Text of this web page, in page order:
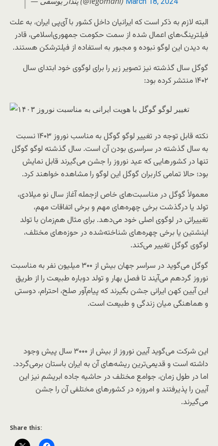
البته لازم به ذکر است که ایرانیان داخل کشور با آی‌پی ایران، به علت
فیلترینگ‌های اعمال شده از سمت حکومت جمهوری‌اسلامی، قادر
به دیدن این لوگو نبوده و مجبور به استفاده از فیلترشکن هستند.
گوگل سال گذشته نیز تصویر زیر را برای لوگوی خود ابتدای سال
۱۴۰۲ منتشر کرده بود:
نکته قابل توجه در تغییر لوگو گوگل به مناسب نوروز ۱۴۰۳ نسبت
به سال گذشته در سراسری بودن آن است. سال گذشته لوگو گوگل
تنها در کشور‌هایی که عید نوروز را جشن می‌گیرند قابل نمایش
بود؛ حالا تمامی کاربران گوگل این لوگو را مشاهده خواهند کرد.
معمولاً گوگل در مناسبت‌های خاص ازجمله آغاز سال نو میلادی،
تولد یا درگذشت برخی چهره‌های مهم و برخی اتفاقات مهم،
تغییراتی در لوگوی اصلی خود می‌دهد. برای مثال هم‌زمان با تولد
اینشتین یا برخی چهره‌های شناخته‌شده در حوزه‌های مختلف،
لوگوی گوگل تغییر می‌کند.
گوگل می‌گوید در سراسر جهان بیش از ۳۰۰ میلیون نفر به مناسبت
نوروز گردهم می‌آیند تا فصل بهار و تولد دوباره طبیعت را از طریق
این آیین کهن ایرانی جشن بگیرند که پیام‌آور صلح، احترام، دوستی
و هماهنگی میان زندگی و طبیعت است.
این شرکت می‌گوید آیین نوروز از بیش از ۳۰۰۰ سال پیش وجود
داشته است و قدیمی‌ترین ریشه‌های آن به ایران باستان برمی‌گردد.
اما در طول زمان، جوامع مختلف در حاشیه جاده ابریشم نیز این
آیین را پذیرفتند و امروزه در کشورهای مختلفی آن را جشن
می‌گیرند.
Share this: